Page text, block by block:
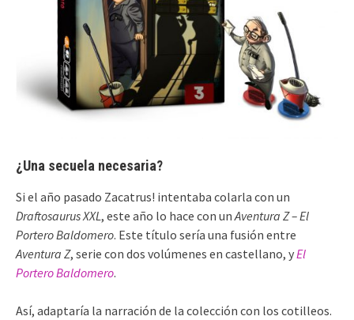
¿Una secuela necesaria?
Si el año pasado Zacatrus! intentaba colarla con un
Draftosaurus XXL, este año lo hace con un Aventura Z – El
Portero Baldomero. Este título sería una fusión entre
Aventura Z, serie con dos volúmenes en castellano, yEl
Portero Baldomero.
Así, adaptaría la narración de la colección con los cotilleos.